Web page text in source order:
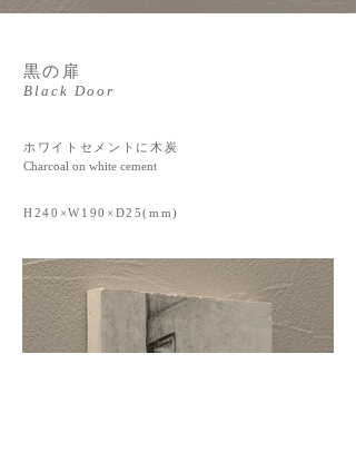
黒の扉
Black Door
ホワイトセメントに木炭
Charcoal on white cement
H240×W190×D25(mm)